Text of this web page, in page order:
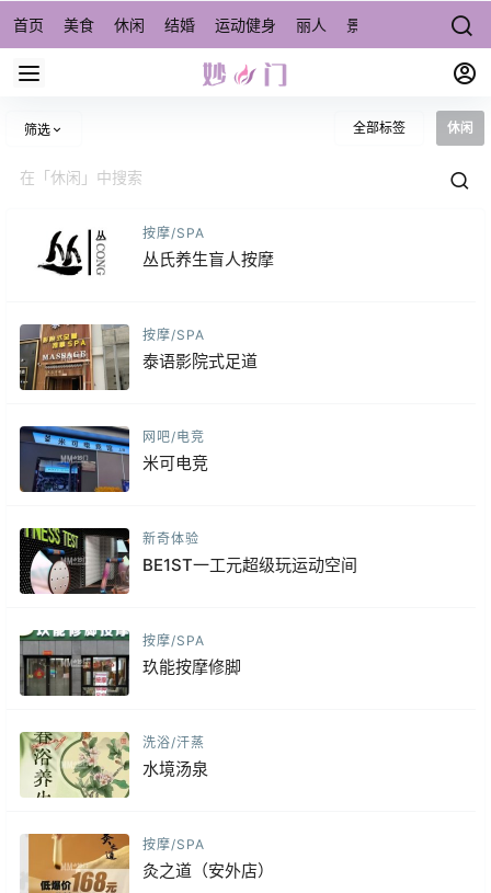
首页 美食 休闲 结婚 运动健身 丽人 景点/周边游 宠物
筛选 全部标签 休闲
按摩/SPA
丛氏养生盲人按摩
按摩/SPA
泰语影院式足道
网吧/电竞
米可电竞
新奇体验
BE1ST一工元超级玩运动空间
按摩/SPA
玖能按摩修脚
洗浴/汗蒸
水境汤泉
按摩/SPA
灸之道（安外店）